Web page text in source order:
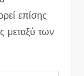
επίσης
μεταξύ των